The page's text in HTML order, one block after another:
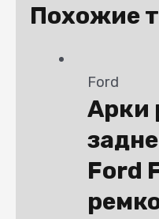
Похожие
Ford
Арки
Ford